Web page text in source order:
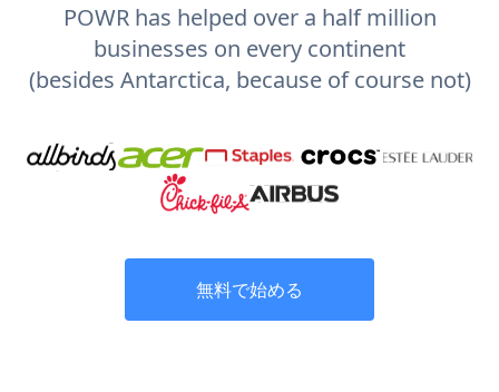
POWR has helped over a half million
businesses on every continent
(besides Antarctica, because of course not)
無料で始める